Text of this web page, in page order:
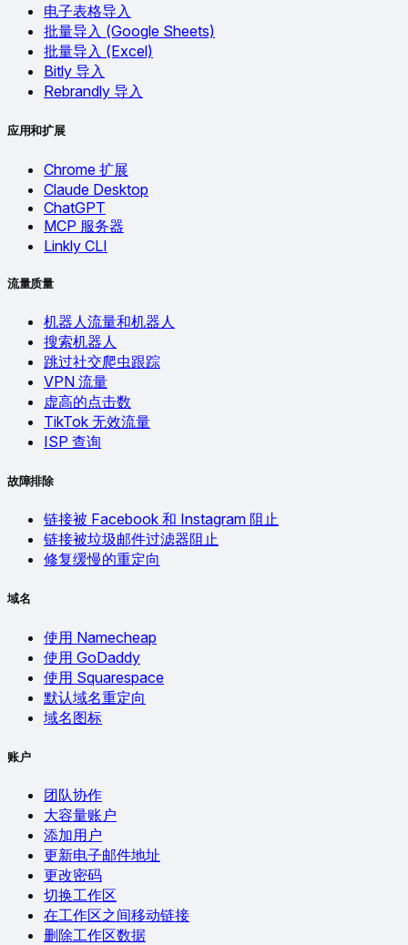
电子表格导入
批量导入 (Google Sheets)
批量导入 (Excel)
Bitly 导入
Rebrandly 导入
应用和扩展
Chrome 扩展
Claude Desktop
ChatGPT
MCP 服务器
Linkly CLI
流量质量
机器人流量和机器人
搜索机器人
跳过社交爬虫跟踪
VPN 流量
虚高的点击数
TikTok 无效流量
ISP 查询
故障排除
链接被 Facebook 和 Instagram 阻止
链接被垃圾邮件过滤器阻止
修复缓慢的重定向
域名
使用 Namecheap
使用 GoDaddy
使用 Squarespace
默认域名重定向
域名图标
账户
团队协作
大容量账户
添加用户
更新电子邮件地址
更改密码
切换工作区
在工作区之间移动链接
删除工作区数据